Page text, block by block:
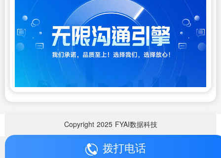
Copyright 2025 FYAI数据科技
拨打电话
Copyright 2025 FYAI数据科技